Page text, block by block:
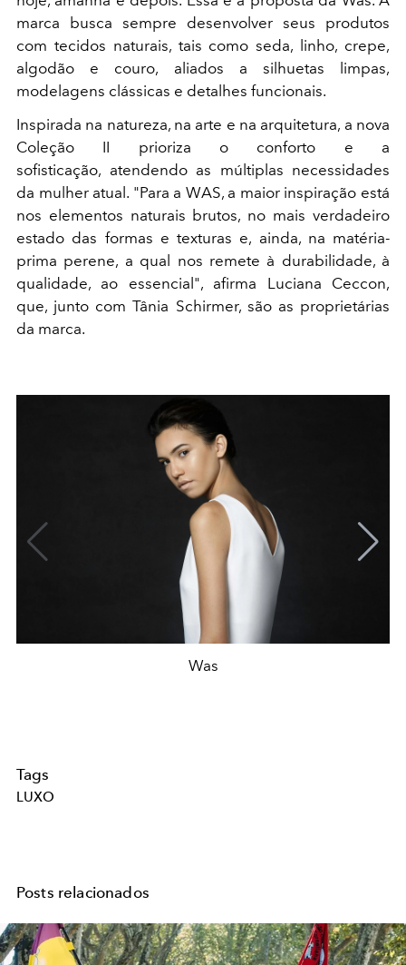
marca busca sempre desenvolver seus produtos
com tecidos naturais, tais como seda, linho, crepe,
algodão e couro, aliados a silhuetas limpas,
modelagens clássicas e detalhes funcionais.
Inspirada na natureza, na arte e na arquitetura, a nova
Coleção II prioriza o conforto e a
sofisticação, atendendo as múltiplas necessidades
da mulher atual. "Para a WAS, a maior inspiração está
nos elementos naturais brutos, no mais verdadeiro
estado das formas e texturas e, ainda, na matéria-
prima perene, a qual nos remete à durabilidade, à
qualidade, ao essencial", afirma Luciana Ceccon,
que, junto com Tânia Schirmer, são as proprietárias
da marca.
Was
Tags
LUXO
Posts relacionados